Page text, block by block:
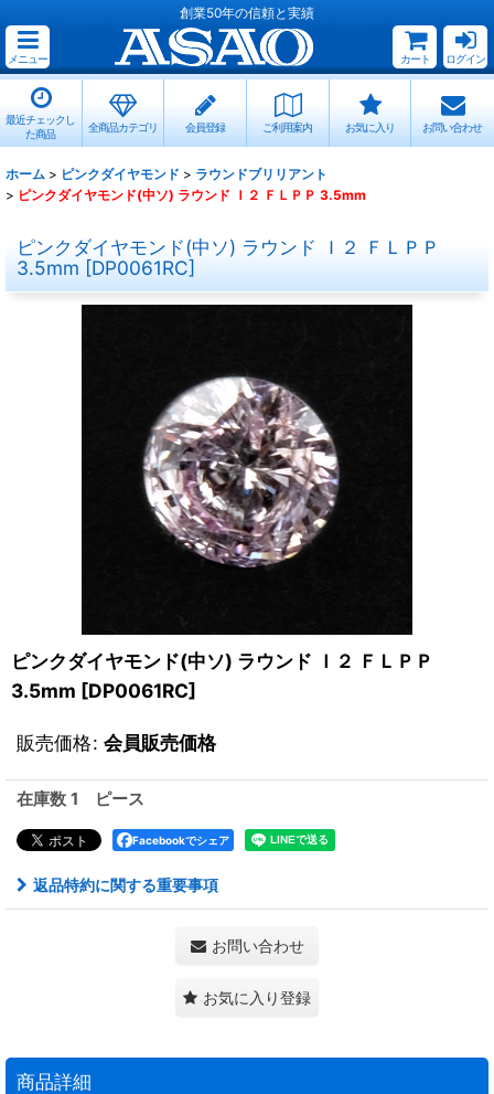
創業50年の信頼と実績
メニュー カート ログイン
最近チェックし
た商品
全商品カテゴリ 会員登録 ご利用案内 お気に入り お問い合わせ
ホーム > ピンクダイヤモンド > ラウンドブリリアント
> ピンクダイヤモンド(中ソ) ラウンド Ｉ２ ＦＬＰＰ 3.5mm
ピンクダイヤモンド(中ソ) ラウンド Ｉ２ ＦＬＰＰ
3.5mm [DP0061RC]
ピンクダイヤモンド(中ソ) ラウンド Ｉ２ ＦＬＰＰ
3.5mm [DP0061RC]
販売価格: 会員販売価格
在庫数 1 ピース
Facebookでシェア
返品特約に関する重要事項
お問い合わせ
お気に入り登録
商品詳細